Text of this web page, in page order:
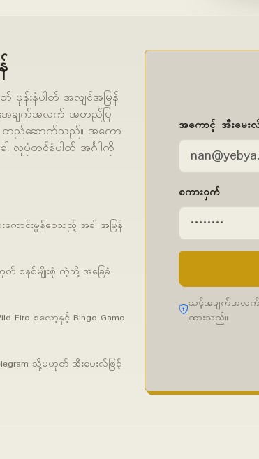
ဖုန်းနံပါတ် အလျင်အမြန်
ချက်အလက် အတည်ပြု
ြင့် တည်ဆောက်သည်။ အကော
ါ လူပုံတင်နံပါတ် အင်္ဂါကို
ာင်းမွန်စေသည့် အခါ အမြန်
စနစ်မျိုးစုံ ကဲ့သို့ အခြေခံ
Fire စလော့နှင့် Bingo Game
သို့မဟုတ် အီးမေးလ်ဖြင့်
အကောင့် အီးမေး
စကားဝှက်
သင့်အချက်အလက်
ထားသည်။